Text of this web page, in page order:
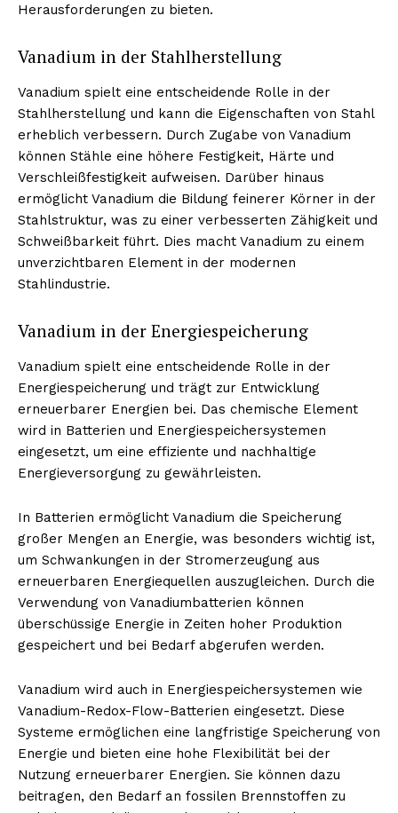
Herausforderungen zu bieten.
Vanadium in der Stahlherstellung
Vanadium spielt eine entscheidende Rolle in der
Stahlherstellung und kann die Eigenschaften von Stahl
erheblich verbessern. Durch Zugabe von Vanadium
können Stähle eine höhere Festigkeit, Härte und
Verschleißfestigkeit aufweisen. Darüber hinaus
ermöglicht Vanadium die Bildung feinerer Körner in der
Stahlstruktur, was zu einer verbesserten Zähigkeit und
Schweißbarkeit führt. Dies macht Vanadium zu einem
unverzichtbaren Element in der modernen
Stahlindustrie.
Vanadium in der Energiespeicherung
Vanadium spielt eine entscheidende Rolle in der
Energiespeicherung und trägt zur Entwicklung
erneuerbarer Energien bei. Das chemische Element
wird in Batterien und Energiespeichersystemen
eingesetzt, um eine effiziente und nachhaltige
Energieversorgung zu gewährleisten.
In Batterien ermöglicht Vanadium die Speicherung
großer Mengen an Energie, was besonders wichtig ist,
um Schwankungen in der Stromerzeugung aus
erneuerbaren Energiequellen auszugleichen. Durch die
Verwendung von Vanadiumbatterien können
überschüssige Energie in Zeiten hoher Produktion
gespeichert und bei Bedarf abgerufen werden.
Vanadium wird auch in Energiespeichersystemen wie
Vanadium-Redox-Flow-Batterien eingesetzt. Diese
Systeme ermöglichen eine langfristige Speicherung von
Energie und bieten eine hohe Flexibilität bei der
Nutzung erneuerbarer Energien. Sie können dazu
beitragen, den Bedarf an fossilen Brennstoffen zu